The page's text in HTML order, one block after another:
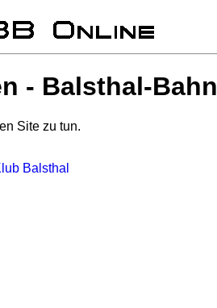
- Balsthal-Bahn
Site zu tun.
Balsthal